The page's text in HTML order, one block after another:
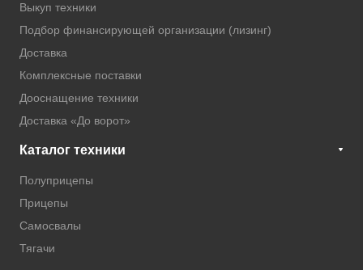
Выкуп техники
Подбор финансирующей организации (лизинг)
Доставка
Комплексные поставки
Дооснащение техники
Доставка «До ворот»
Каталог техники
Полуприцепы
Прицепы
Самосвалы
Тягачи